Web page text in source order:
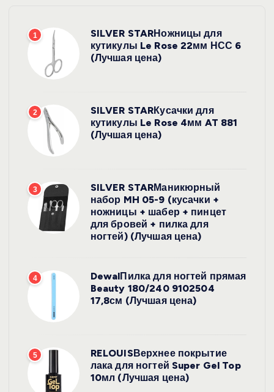
1
SILVER STARНожницы для
кутикулы Le Rose 22мм НСС 6
(Лучшая цена)
2
SILVER STARКусачки для
кутикулы Le Rose 4мм AT 881
(Лучшая цена)
3
SILVER STARМаникюрный
набор MH 05-9 (кусачки +
ножницы + шабер + пинцет
для бровей + пилка для
ногтей) (Лучшая цена)
4
DewalПилка для ногтей прямая
Beauty 180/240 9102504
17,8см (Лучшая цена)
5
RELOUISВерхнее покрытие
лака для ногтей Super Gel Top
10мл (Лучшая цена)